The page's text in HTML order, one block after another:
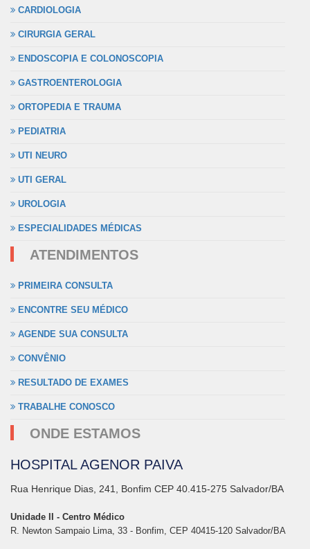
CARDIOLOGIA
CIRURGIA GERAL
ENDOSCOPIA E COLONOSCOPIA
GASTROENTEROLOGIA
ORTOPEDIA E TRAUMA
PEDIATRIA
UTI NEURO
UTI GERAL
UROLOGIA
ESPECIALIDADES MÉDICAS
ATENDIMENTOS
PRIMEIRA CONSULTA
ENCONTRE SEU MÉDICO
AGENDE SUA CONSULTA
CONVÊNIO
RESULTADO DE EXAMES
TRABALHE CONOSCO
ONDE ESTAMOS
HOSPITAL AGENOR PAIVA
Rua Henrique Dias, 241, Bonfim CEP 40.415-275 Salvador/BA
Unidade II - Centro Médico
R. Newton Sampaio Lima, 33 - Bonfim, CEP 40415-120 Salvador/BA